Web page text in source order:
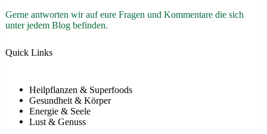
Gerne antworten wir auf eure Fragen und Kommentare die sich
unter jedem Blog befinden.
Quick Links
Heilpflanzen & Superfoods
Gesundheit & Körper
Energie & Seele
Lust & Genuss